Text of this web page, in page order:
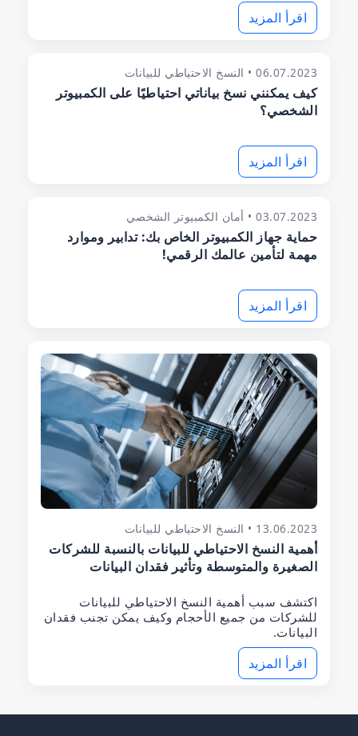
اقرأ المزيد
06.07.2023 • النسخ الاحتياطي للبيانات
كيف يمكنني نسخ بياناتي احتياطيًا على الكمبيوتر
الشخصي؟
اقرأ المزيد
03.07.2023 • أمان الكمبيوتر الشخصي
حماية جهاز الكمبيوتر الخاص بك: تدابير وموارد
مهمة لتأمين عالمك الرقمي!
اقرأ المزيد
13.06.2023 • النسخ الاحتياطي للبيانات
أهمية النسخ الاحتياطي للبيانات بالنسبة للشركات
الصغيرة والمتوسطة وتأثير فقدان البيانات
اكتشف سبب أهمية النسخ الاحتياطي للبيانات
للشركات من جميع الأحجام وكيف يمكن تجنب فقدان
البيانات.
اقرأ المزيد